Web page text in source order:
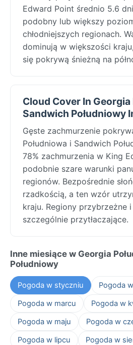
Edward Point średnio 5.6
podobny lub większy
chłodniejszych regionach.
dominują w większości
się pokrywą śnieżną na
Cloud Cover In Georgia
Sandwich Południowy
Gęste zachmurzenie
Południowa i Sandwich
78% zachmurzenia w King
podobnie szare warunki
regionów. Bezpośrednie
rzadkością, a ten wzór
kraju. Regiony przybrzeżne i
szczególnie przytłaczające.
Inne miesiące w Georgia
Południowy
Pogoda w styczniu
Pogoda
Pogoda w marcu
Pogoda w
Pogoda w maju
Pogoda w
Pogoda w lipcu
Pogoda w